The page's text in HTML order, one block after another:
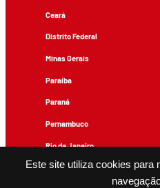
Este site utiliza cookies para
Ceará
Distrito Federal
Minas Gerais
Paraíba
Paraná
Pernambuco
Rio de Janeiro
Rio Grande do Sul